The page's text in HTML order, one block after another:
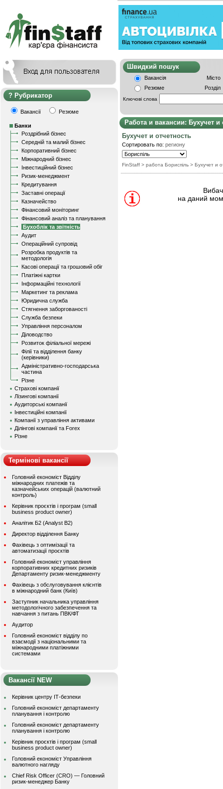
Рубрикатор
Вакансії Резюме
Банки
Роздрібний бізнес
Середній та малий бізнес
Корпоративний бізнес
Міжнародний бізнес
Інвестиційний бізнес
Ризик-менеджмент
Кредитування
Заставні операції
Казначейство
Фінансовий моніторинг
Фінансовий аналіз та планування
Бухоблік та звітність
Аудит
Операційний супровід
Розробка продуктів та
методологія
Касові операції та грошовий обіг
Платіжні картки
Інформаційні технології
Маркетинг та реклама
Юридична служба
Стягнення заборгованості
Служба безпеки
Управління персоналом
Діловодство
Розвиток філіальної мережі
Філії та відділення банку
(керівники)
Адміністративно-господарська
частина
Різне
Страхові компанії
Лізингові компанії
Аудиторські компанії
Інвестиційні компанії
Компанії з управління активами
Ділінгові компанії та Forex
Різне
Термінові вакансії
Головний економіст Відділу
міжнародних платежів та
казначейських операцій (валютний
контроль)
Керівник проєктів і програм (small
business product owner)
Аналітик Б2 (Analyst B2)
Директор відділення Банку
Фахівець з оптимізації та
автоматизації проєктів
Головний економіст управління
корпоративних кредитних ризиків
Департаменту ризик-менеджменту
Фахівець з обслуговування клієнтів
в міжнародний банк (Київ)
Заступник начальника управління
методологічного забезпечення та
навчання з питань ПВК/ФТ
Аудитор
Головний економіст відділу по
взаємодії з національними та
міжнародними платіжними
системами
Вакансії NEW
Керівник центру ІТ-безпеки
Головний економіст департаменту
планування і контролю
Головний економіст департаменту
планування і контролю
Керівник проєктів і програм (small
business product owner)
Головний економіст Управління
валютного нагляду
Chief Risk Officer (CRO) — Головний
ризик-менеджер Банку
Швидкий
Вакансія
Місто
Резюме
Розділ
Ключові слова
Работа и вакансии: Бухучет и
Бухучет и отчетность
Сортировать по: региону
FinStaff > работа Бориспіль > Бухучет и
на даний